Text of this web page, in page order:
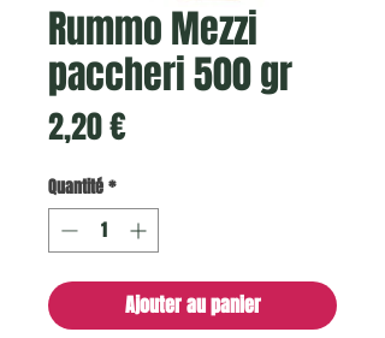
Rummo Mezzi
paccheri 500 gr
2,20 €Prix
Quantité*
Ajouter au panier